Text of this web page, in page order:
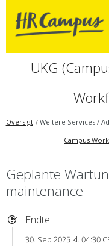
UKG
Oversigt Weitere Services /
Campus
Geplante
maintenance
Endte
30. Sep 2025 kl. 04:30